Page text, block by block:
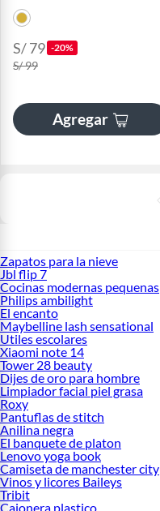
S/ 79 -20%
S/ 99
Agregar
Zapatos para la nieve
Jbl flip 7
Cocinas modernas pequenas
Philips ambilight
El encanto
Maybelline lash sensational
Utiles escolares
Xiaomi note 14
Tower 28 beauty
Dijes de oro para hombre
Limpiador facial piel grasa
Roxy
Pantuflas de stitch
Anilina negra
El banquete de platon
Lenovo yoga book
Camiseta de manchester city
Vinos y licores Baileys
Tribit
Cajonera plastico